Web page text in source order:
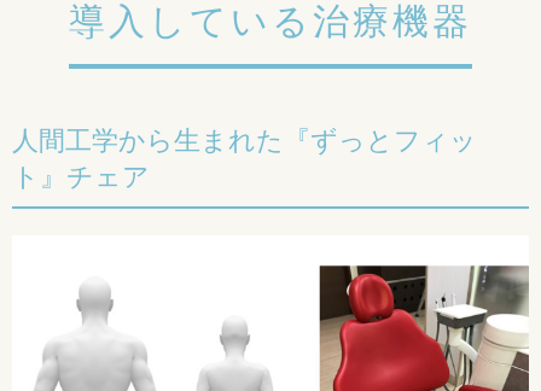
導入している治療機器
人間工学から生まれた『ずっとフィッ
ト』チェア